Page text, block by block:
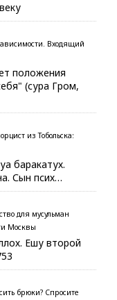
Входящий
положения
(сура Гром,
из Тобольска:
баракатух.
Сын псих…
для мусульман
Москвы
Ешу второй
брюки? Спросите